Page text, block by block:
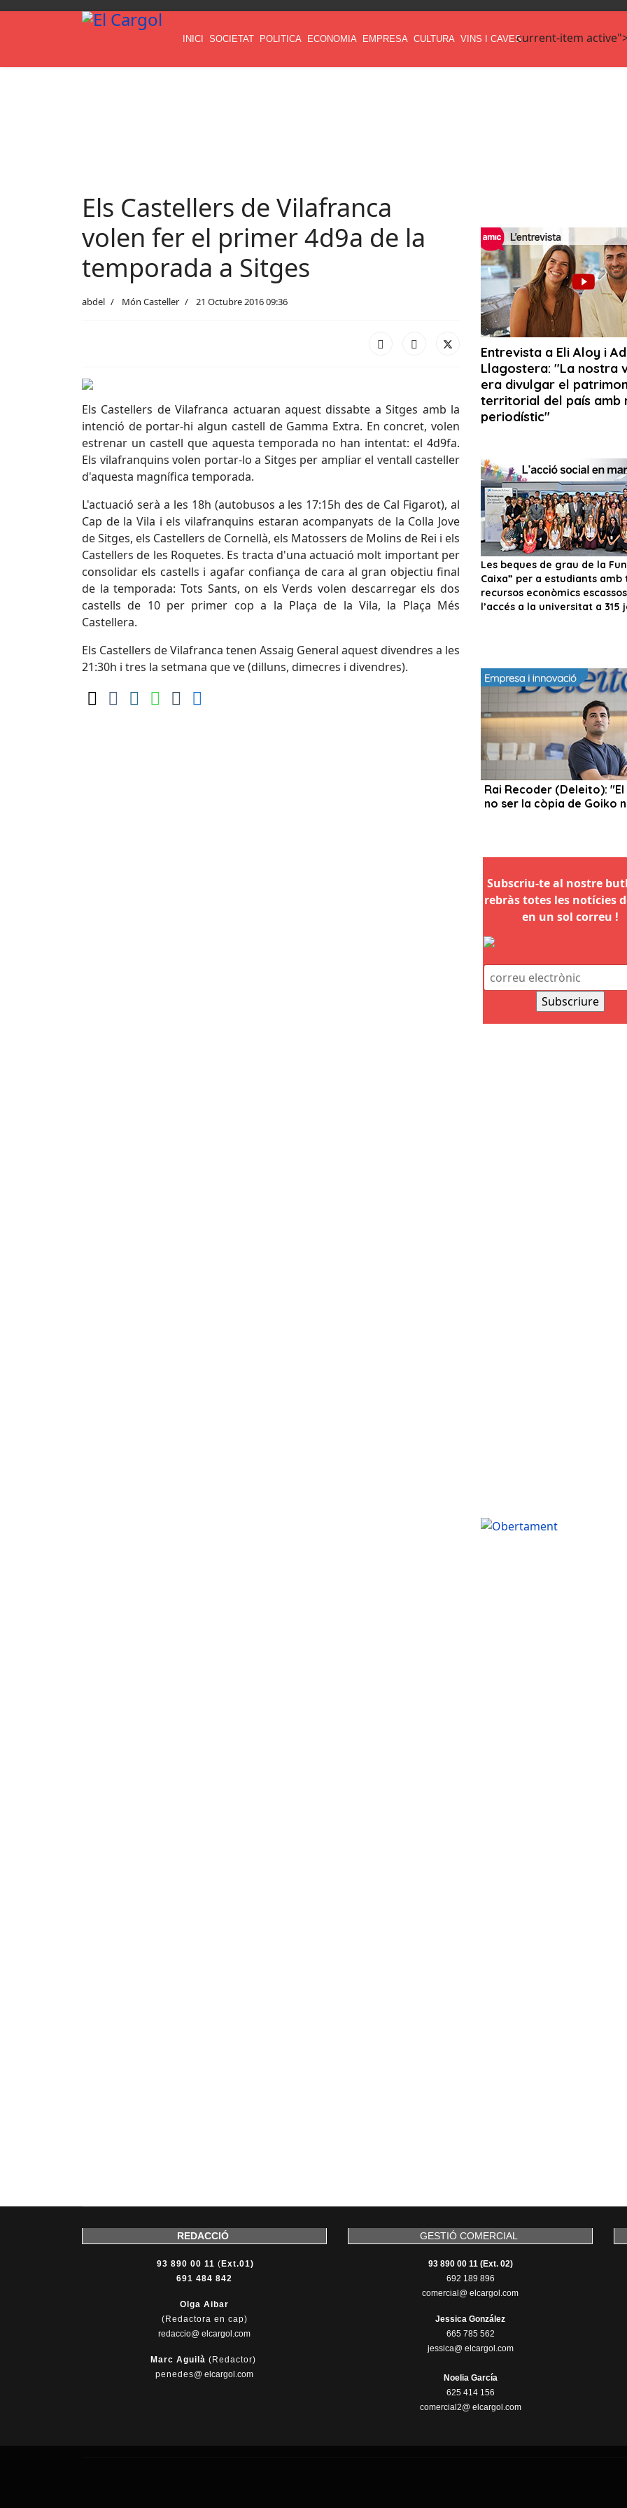
INICI SOCIETAT POLITICA ECONOMIA EMPRESA CULTURA VINS I CAVEScurrent-item
Els Castellers de Vilafranca
volen fer el primer 4d9a de la
temporada a Sitges
abdel Món Casteller 21 Octubre 2016 09:36
Els Castellers de Vilafranca actuaran aquest dissabte a Sitges amb la
intenció de portar-hi algun castell de Gamma Extra. En concret, volen
estrenar un castell que aquesta temporada no han intentat: el 4d9fa.
Els vilafranquins volen portar-lo a Sitges per ampliar el ventall casteller
d'aquesta magnífica temporada.
L'actuació serà a les 18h (autobusos a les 17:15h des de Cal Figarot), al
Cap de la Vila i els vilafranquins estaran acompanyats de la Colla Jove
de Sitges, els Castellers de Cornellà, els Matossers de Molins de Rei i els
Castellers de les Roquetes. Es tracta d'una actuació molt important per
consolidar els castells i agafar confiança de cara al gran objectiu final
de la temporada: Tots Sants, on els Verds volen descarregar els dos
castells de 10 per primer cop a la Plaça de la Vila, la Plaça Més
Castellera.
Els Castellers de Vilafranca tenen Assaig General aquest divendres a les
21:30h i tres la setmana que ve (dilluns, dimecres i divendres).
Subscriu-te al nostre
rebràs totes les notícies
en un sol correu !
REDACCIÓ
93 890 00 11 ( Ext.01)
691 484 842
Olga Aibar
(Redactora en cap)
redaccio@ elcargol.com
Marc Aguilà (Redactor)
penedes@ elcargol.com
GESTIÓ COMERCIAL
93 890 00 11 (Ext. 02)
692 189 896
comercial@ elcargol.com
Jessica González
665 785 562
jessica@ elcargol.com
Noelia García
625 414 156
comercial2@ elcargol.com